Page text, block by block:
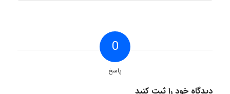
0
پاسخ
دیدگاه خود را ثبت کنید